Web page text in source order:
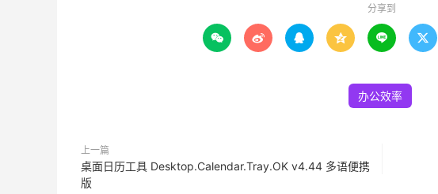
分享到
     
办公效率
上一篇
桌面日历工具 Desktop.Calendar.Tray.OK v4.44 多语便携
版